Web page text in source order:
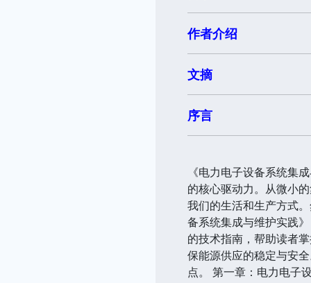
作者介绍
文摘
序言
《电力电子设备系统集
的核心驱动力。从微小
我们的生活和生产方式
备系统集成与维护实践
的技术指南，帮助读者
保能源供应的稳定与安
点。 第一章：电力电子